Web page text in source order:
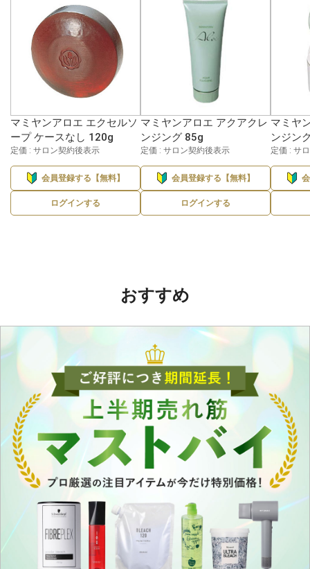
マミヤンアロエ エクセルソ
ープ ケースなし 120g
定価 : サロン契約後表示
会員登録する【無料】
ログインする
マミヤンアロエ アクアクレ
ンジング 85g
定価 : サロン契約後表示
会員登録する【無料】
ログインする
マミヤ
ンジン
定価 : サ
おすすめ